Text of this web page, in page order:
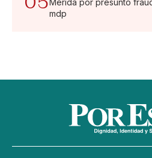
mdp